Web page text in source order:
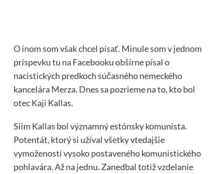
O inom som však chcel písať. Minule som v jednom
príspevku tu na Facebooku obšírne písal o
nacistických predkoch súčasného nemeckého
kancelára Merza. Dnes sa pozrieme na to, kto bol
otec Kaji Kallas.
Siim Kallas bol významný estónsky komunista.
Potentát, ktorý si užíval všetky vtedajšie
vymoženosti vysoko postaveného komunistického
pohlavára. Až na jednu. Zanedbal totiž vzdelanie